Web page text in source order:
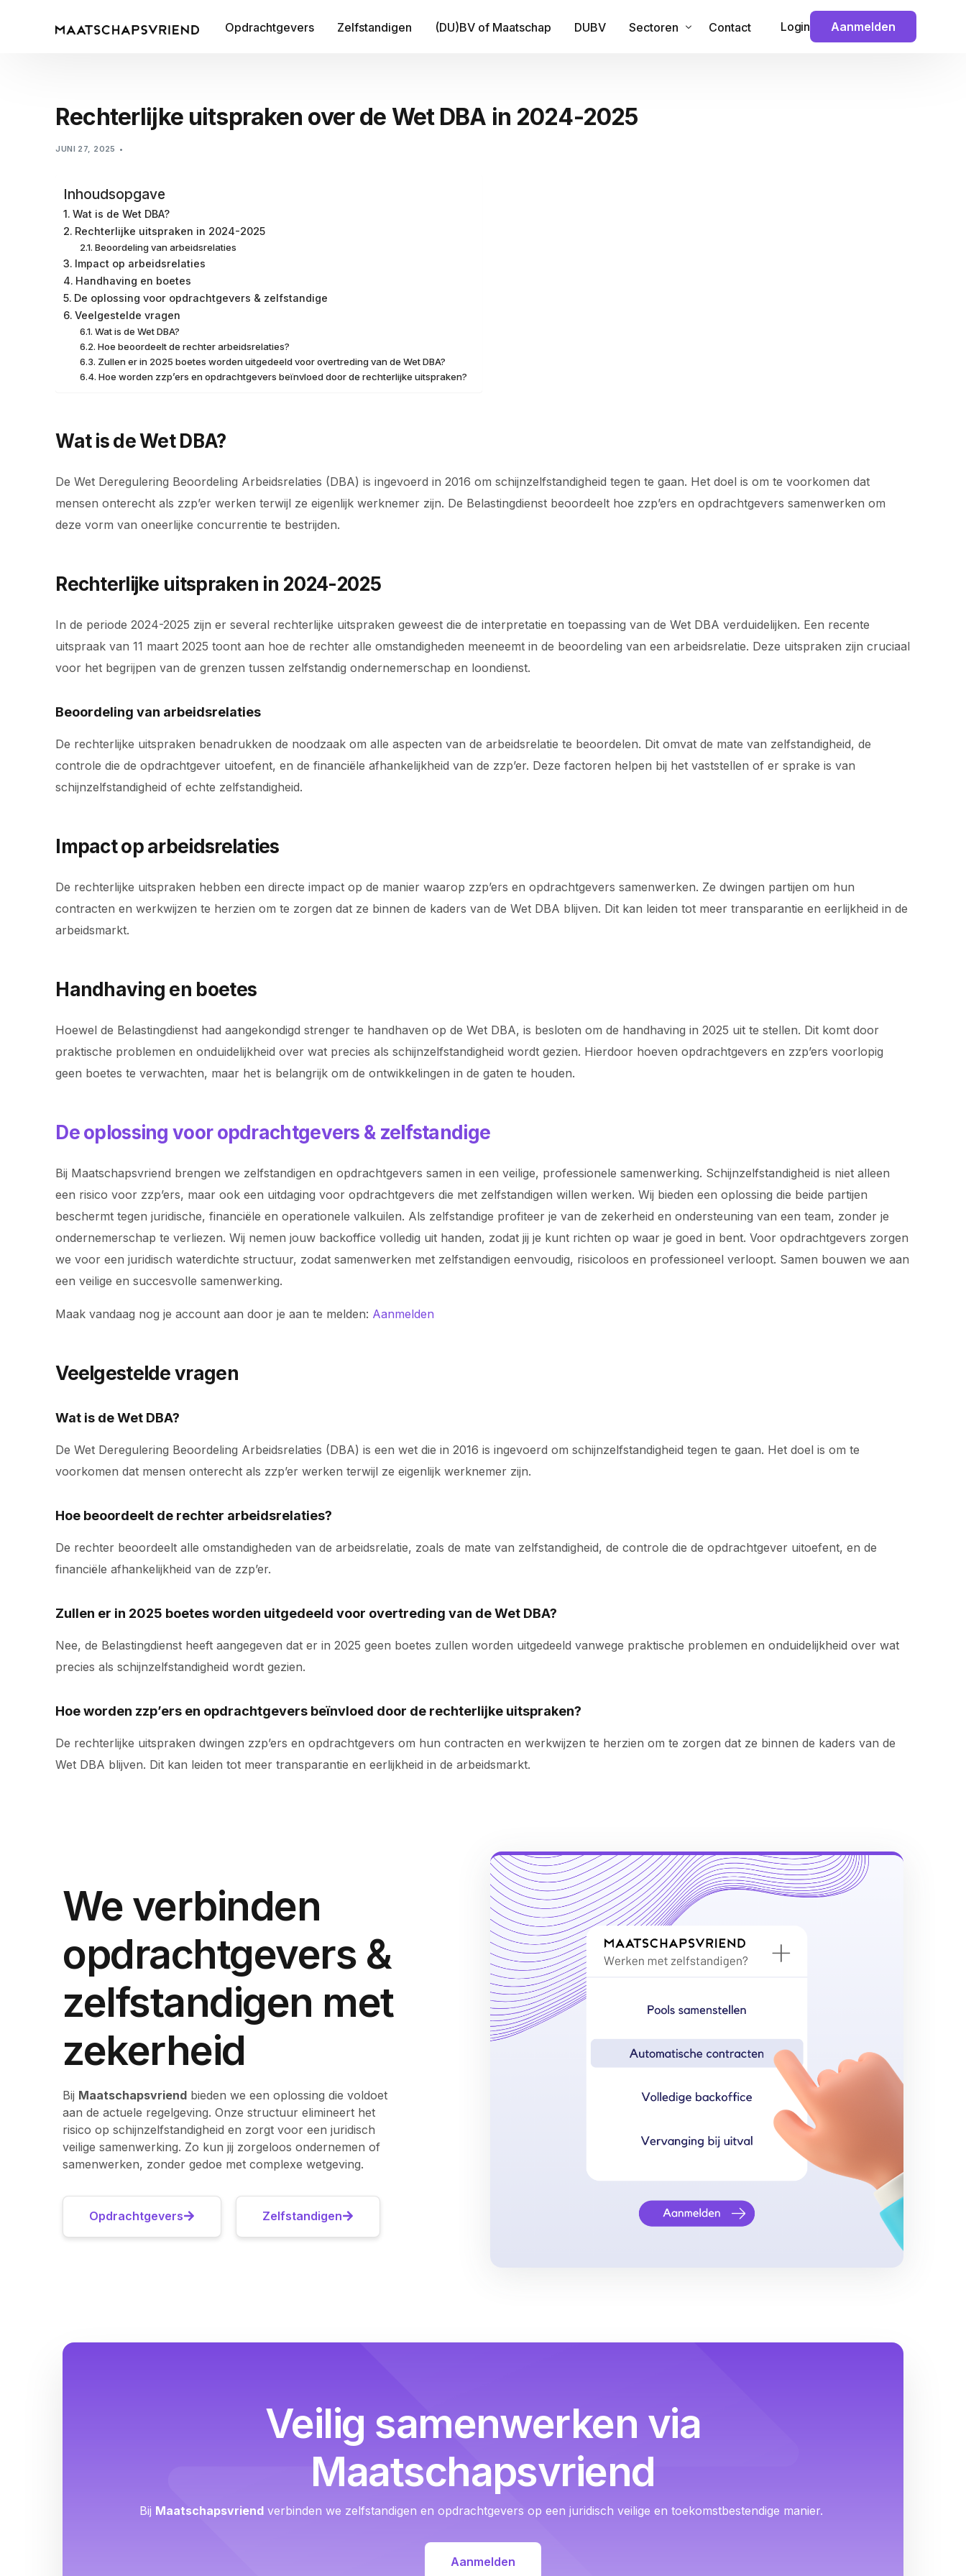
Opdrachtgevers Zelfstandigen (DU)BV of Maatschap DUBV Sectoren
Beveiliging
Contact Login Aanmelden
Rechterlijke uitspraken over de Wet DBA in 2024-2025
JUNI 27, 2025
Inhoudsopgave
Wat is de Wet DBA?
Rechterlijke uitspraken in 2024-2025
Beoordeling van arbeidsrelaties
Impact op arbeidsrelaties
Handhaving en boetes
De oplossing voor opdrachtgevers & zelfstandige
Veelgestelde vragen
Wat is de Wet DBA?
Hoe beoordeelt de rechter arbeidsrelaties?
Zullen er in 2025 boetes worden uitgedeeld voor overtreding van de Wet DBA?
Hoe worden zzp’ers en opdrachtgevers beïnvloed door de rechterlijke uitspraken?
Wat is de Wet DBA?
De Wet Deregulering Beoordeling Arbeidsrelaties (DBA) is ingevoerd in 2016 om schijnzelfstandigheid tegen te gaan. Het doel is om te voorkomen dat
mensen onterecht als zzp’er werken terwijl ze eigenlijk werknemer zijn. De Belastingdienst beoordeelt hoe zzp’ers en opdrachtgevers samenwerken om
deze vorm van oneerlijke concurrentie te bestrijden.
Rechterlijke uitspraken in 2024-2025
In de periode 2024-2025 zijn er several rechterlijke uitspraken geweest die de interpretatie en toepassing van de Wet DBA verduidelijken. Een recente
uitspraak van 11 maart 2025 toont aan hoe de rechter alle omstandigheden meeneemt in de beoordeling van een arbeidsrelatie. Deze uitspraken zijn cruciaal
voor het begrijpen van de grenzen tussen zelfstandig ondernemerschap en loondienst.
Beoordeling van arbeidsrelaties
De rechterlijke uitspraken benadrukken de noodzaak om alle aspecten van de arbeidsrelatie te beoordelen. Dit omvat de mate van zelfstandigheid, de
controle die de opdrachtgever uitoefent, en de financiële afhankelijkheid van de zzp’er. Deze factoren helpen bij het vaststellen of er sprake is van
schijnzelfstandigheid of echte zelfstandigheid.
Impact op arbeidsrelaties
De rechterlijke uitspraken hebben een directe impact op de manier waarop zzp’ers en opdrachtgevers samenwerken. Ze dwingen partijen om hun
contracten en werkwijzen te herzien om te zorgen dat ze binnen de kaders van de Wet DBA blijven. Dit kan leiden tot meer transparantie en eerlijkheid in de
arbeidsmarkt.
Handhaving en boetes
Hoewel de Belastingdienst had aangekondigd strenger te handhaven op de Wet DBA, is besloten om de handhaving in 2025 uit te stellen. Dit komt door
praktische problemen en onduidelijkheid over wat precies als schijnzelfstandigheid wordt gezien. Hierdoor hoeven opdrachtgevers en zzp’ers voorlopig
geen boetes te verwachten, maar het is belangrijk om de ontwikkelingen in de gaten te houden.
De oplossing voor opdrachtgevers & zelfstandige
Bij Maatschapsvriend brengen we zelfstandigen en opdrachtgevers samen in een veilige, professionele samenwerking. Schijnzelfstandigheid is niet alleen
een risico voor zzp’ers, maar ook een uitdaging voor opdrachtgevers die met zelfstandigen willen werken. Wij bieden een oplossing die beide partijen
beschermt tegen juridische, financiële en operationele valkuilen. Als zelfstandige profiteer je van de zekerheid en ondersteuning van een team, zonder je
ondernemerschap te verliezen. Wij nemen jouw backoffice volledig uit handen, zodat jij je kunt richten op waar je goed in bent. Voor opdrachtgevers zorgen
we voor een juridisch waterdichte structuur, zodat samenwerken met zelfstandigen eenvoudig, risicoloos en professioneel verloopt. Samen bouwen we aan
een veilige en succesvolle samenwerking.
Maak vandaag nog je account aan door je aan te melden: Aanmelden
Veelgestelde vragen
Wat is de Wet DBA?
De Wet Deregulering Beoordeling Arbeidsrelaties (DBA) is een wet die in 2016 is ingevoerd om schijnzelfstandigheid tegen te gaan. Het doel is om te
voorkomen dat mensen onterecht als zzp’er werken terwijl ze eigenlijk werknemer zijn.
Hoe beoordeelt de rechter arbeidsrelaties?
De rechter beoordeelt alle omstandigheden van de arbeidsrelatie, zoals de mate van zelfstandigheid, de controle die de opdrachtgever uitoefent, en de
financiële afhankelijkheid van de zzp’er.
Zullen er in 2025 boetes worden uitgedeeld voor overtreding van de Wet DBA?
Nee, de Belastingdienst heeft aangegeven dat er in 2025 geen boetes zullen worden uitgedeeld vanwege praktische problemen en onduidelijkheid over wat
precies als schijnzelfstandigheid wordt gezien.
Hoe worden zzp’ers en opdrachtgevers beïnvloed door de rechterlijke uitspraken?
De rechterlijke uitspraken dwingen zzp’ers en opdrachtgevers om hun contracten en werkwijzen te herzien om te zorgen dat ze binnen de kaders van de
Wet DBA blijven. Dit kan leiden tot meer transparantie en eerlijkheid in de arbeidsmarkt.
We verbinden
opdrachtgevers &
zelfstandigen met
zekerheid
Bij Maatschapsvriend bieden we een oplossing die voldoet
aan de actuele regelgeving. Onze structuur elimineert het
risico op schijnzelfstandigheid en zorgt voor een juridisch
veilige samenwerking. Zo kun jij zorgeloos ondernemen of
samenwerken, zonder gedoe met complexe wetgeving.
Opdrachtgevers Zelfstandigen
Veilig samenwerken via
Maatschapsvriend
Bij Maatschapsvriend verbinden we zelfstandigen en opdrachtgevers op een juridisch veilige en toekomstbestendige manier.
Aanmelden